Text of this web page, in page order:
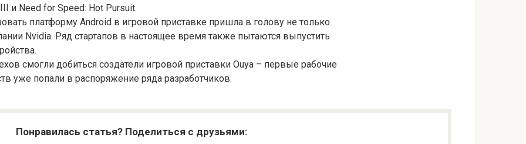
и Need for Speed: Hot Pursuit.
платформу Android в игровой приставке пришла в голову не только
Nvidia. Ряд стартапов в настоящее время также пытаются выпустить
смогли добиться создатели игровой приставки Ouya – первые рабочие
уже попали в распоряжение ряда разработчиков.
Понравилась статья? Поделиться с друзьями: